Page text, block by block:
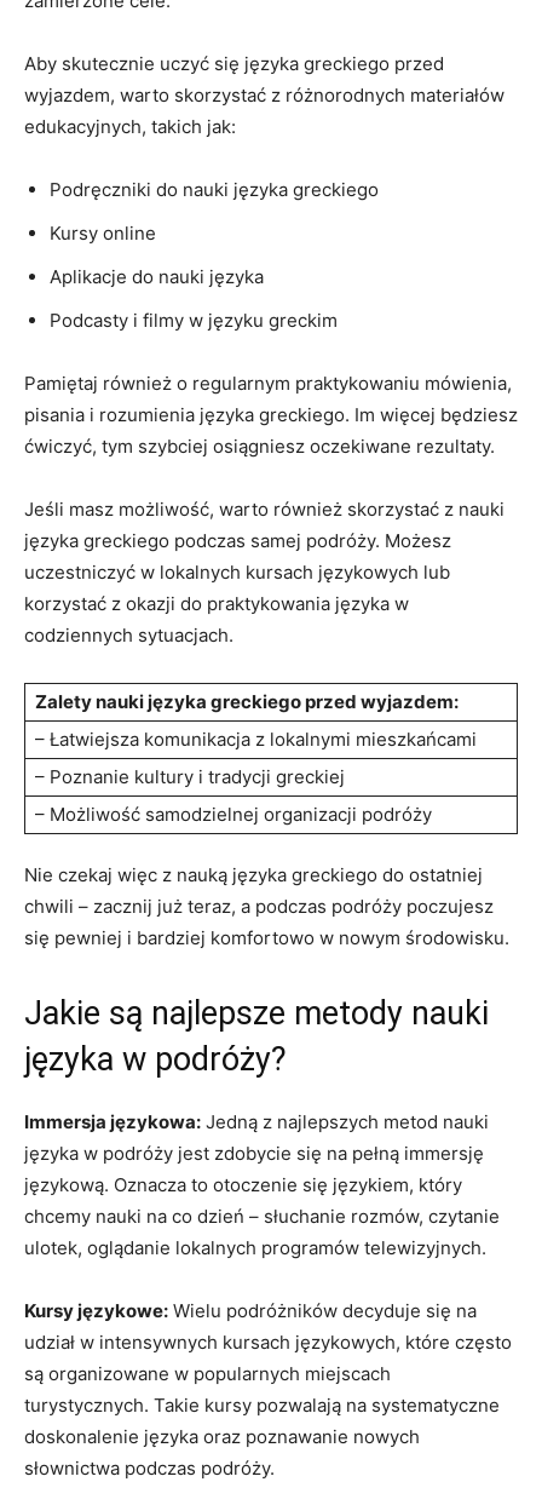
Aby skutecznie ‌uczyć się języka greckiego‍ przed
wyjazdem, warto​ skorzystać z różnorodnych‍ materiałów
edukacyjnych, takich jak:
Podręczniki do nauki języka greckiego
Kursy online
Aplikacje do nauki języka
Podcasty i filmy w języku greckim
Pamiętaj również o regularnym praktykowaniu mówienia, ​
pisania ⁤i rozumienia języka greckiego. Im więcej będziesz
ćwiczyć, tym szybciej osiągniesz oczekiwane rezultaty.
Jeśli masz możliwość, warto również skorzystać z nauki
języka‍ greckiego podczas samej podróży. Możesz
uczestniczyć w lokalnych kursach językowych lub
korzystać z okazji‌ do praktykowania języka w
codziennych sytuacjach.
Zalety nauki ⁢języka greckiego przed wyjazdem:
– Łatwiejsza⁤ komunikacja z lokalnymi mieszkańcami
– Poznanie kultury i tradycji ​greckiej
– Możliwość samodzielnej organizacji podróży
Nie czekaj więc z ​nauką języka greckiego do ostatniej
chwili ‍– zacznij już‍ teraz, a podczas podróży poczujesz
się pewniej i bardziej komfortowo w nowym​ środowisku.
Jakie są ⁣najlepsze metody nauki ​
języka w‌ podróży?
Immersja językowa: Jedną z⁢ najlepszych metod nauki
języka w ‍podróży jest zdobycie ⁣się na pełną immersję
językową. Oznacza ​to otoczenie ⁤się językiem, który
chcemy ⁤nauki na co dzień – słuchanie ⁣rozmów, czytanie
ulotek, oglądanie ​lokalnych programów telewizyjnych.
Kursy językowe: Wielu podróżników decyduje się ‌na
udział w intensywnych kursach językowych, które⁢ często
są ⁣organizowane ⁣w popularnych miejscach
turystycznych. Takie⁢ kursy pozwalają ​na systematyczne
doskonalenie⁤ języka oraz poznawanie nowych
słownictwa podczas podróży.